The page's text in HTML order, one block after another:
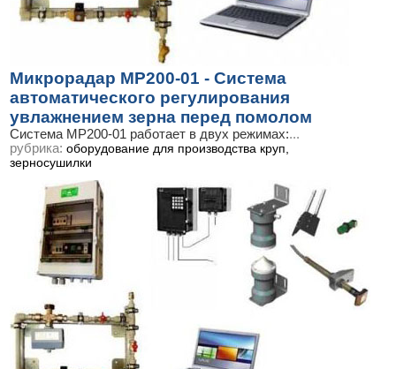
Микрорадар МР200-01 - Система
автоматического регулирования
увлажнением зерна перед помолом
Система МР200-01 работает в двух режимах:...
рубрика: оборудование для производства круп,
зерносушилки